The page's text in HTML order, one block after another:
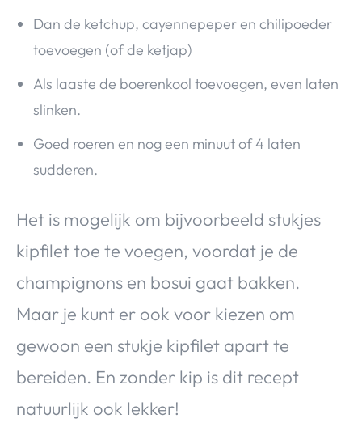
Dan de ketchup, cayennepeper en chilipoeder
toevoegen (of de ketjap)
Als laaste de boerenkool toevoegen, even laten
slinken.
Goed roeren en nog een minuut of 4 laten
sudderen.
Het is mogelijk om bijvoorbeeld stukjes
kipfilet toe te voegen, voordat je de
champignons en bosui gaat bakken.
Maar je kunt er ook voor kiezen om
gewoon een stukje kipfilet apart te
bereiden. En zonder kip is dit recept
natuurlijk ook lekker!